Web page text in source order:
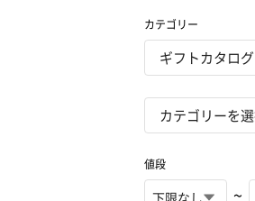
カテゴリー
値段
~